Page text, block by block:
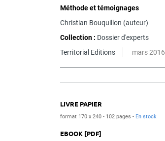
Méthode et témoignages
Christian Bouquillon (auteur)
Collection : Dossier d'experts
Territorial Editions
mars 2016
LIVRE PAPIER
format 170 x 240 102 pages En stock
EBOOK [PDF]